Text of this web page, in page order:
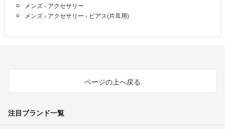
メンズ › アクセサリー
メンズ › アクセサリー › ピアス(片耳用)
ページの上へ戻る
注目ブランド一覧